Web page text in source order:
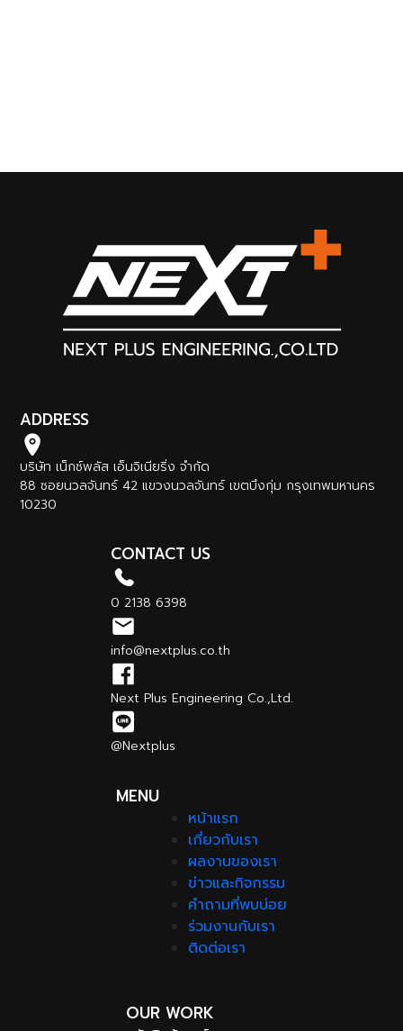
ADDRESS
บริษัท เน็กซ์พลัส เอ็นจิเนียริ่ง จำกัด
88 ซอยนวลจันทร์ 42 แขวงนวลจันทร์ เขตบึงกุ่ม กรุงเทพมหานคร
10230
CONTACT US
0 2138 6398
info@nextplus.co.th
Next Plus Engineering Co.,Ltd.
@Nextplus
MENU
หน้าแรก
เกี่ยวกับเรา
ผลงานของเรา
ข่าวและกิจกรรม
คำถามที่พบบ่อย
ร่วมงานกับเรา
ติดต่อเรา
OUR WORK